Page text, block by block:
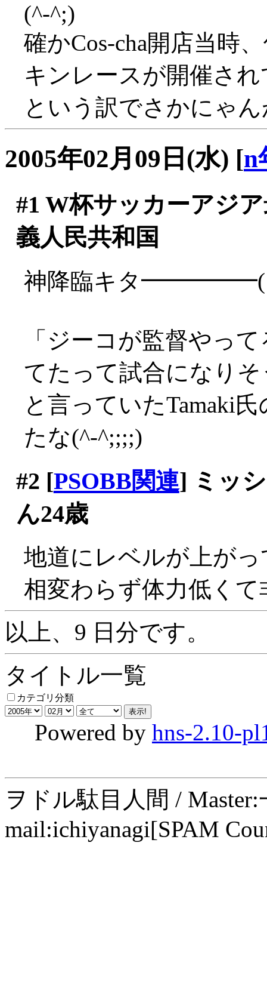
(^-^;)
確かCos-cha開店当時
キンレースが開催さ
という訳でさかにゃ
2005年02月09日(水) [n
#1 W杯サッカーアジ
義人民共和国
神降臨キタ
「ジーコが監督やっ
てたって試合になり
と言っていたTamaki
たな(^-^;;;;)
#2 [PSOBB関連] ミッ
ん24歳
地道にレベルが上が
相変わらず体力低く
以上、9 日分です。
タイトル一覧
カテゴリ分類
Powered by hns-2.10-
ヲドル駄目人間 /
mail:ichiyanagi[SPAM